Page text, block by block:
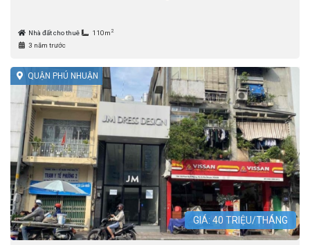
Nhà đất cho thuê 110m 2
3 năm trước
QUẬN PHÚ NHUẬN
GIÁ: 40 TRIỆU/THÁNG